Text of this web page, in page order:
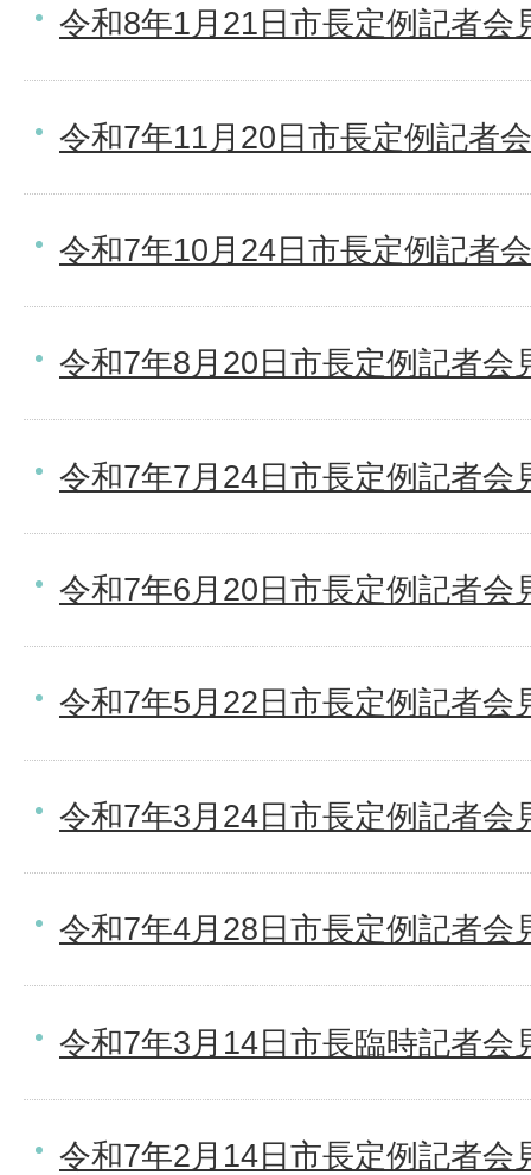
令和8年1月21日市長定例記者会
令和7年11月20日市長定例記者
令和7年10月24日市長定例記者
令和7年8月20日市長定例記者会
令和7年7月24日市長定例記者会
令和7年6月20日市長定例記者会
令和7年5月22日市長定例記者会
令和7年3月24日市長定例記者会
令和7年4月28日市長定例記者会
令和7年3月14日市長臨時記者会
令和7年2月14日市長定例記者会